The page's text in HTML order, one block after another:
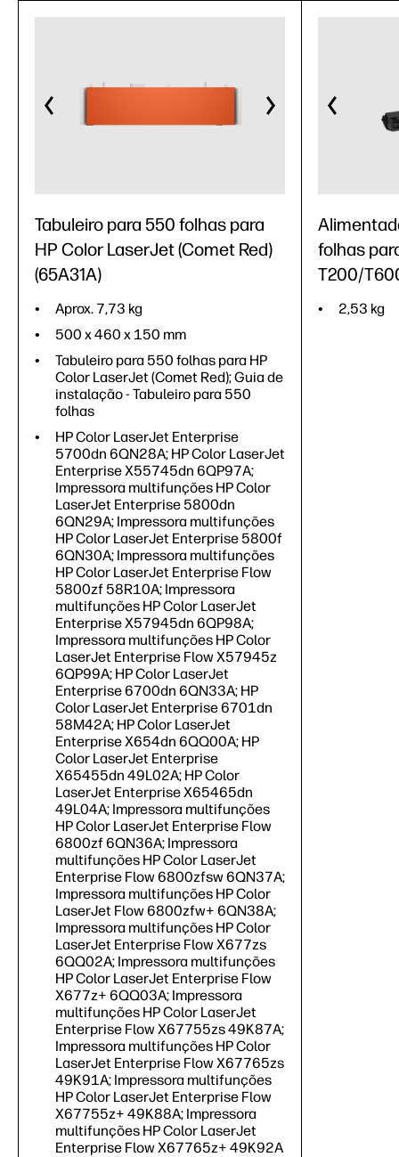
Tabuleiro para 550 folhas para
HP Color LaserJet (Comet Red)
(65A31A)
Aprox. 7,73 kg
500 x 460 x 150 mm
Tabuleiro para 550 folhas para HP
Color LaserJet (Comet Red); Guia de
instalação - Tabuleiro para 550
folhas
HP Color LaserJet Enterprise
5700dn 6QN28A; HP Color LaserJet
Enterprise X55745dn 6QP97A;
Impressora multifunções HP Color
LaserJet Enterprise 5800dn
6QN29A; Impressora multifunções
HP Color LaserJet Enterprise 5800f
6QN30A; Impressora multifunções
HP Color LaserJet Enterprise Flow
5800zf 58R10A; Impressora
multifunções HP Color LaserJet
Enterprise X57945dn 6QP98A;
Impressora multifunções HP Color
LaserJet Enterprise Flow X57945z
6QP99A; HP Color LaserJet
Enterprise 6700dn 6QN33A; HP
Color LaserJet Enterprise 6701dn
58M42A; HP Color LaserJet
Enterprise X654dn 6QQ00A; HP
Color LaserJet Enterprise
X65455dn 49L02A; HP Color
LaserJet Enterprise X65465dn
49L04A; Impressora multifunções
HP Color LaserJet Enterprise Flow
6800zf 6QN36A; Impressora
multifunções HP Color LaserJet
Enterprise Flow 6800zfsw 6QN37A;
Impressora multifunções HP Color
LaserJet Flow 6800zfw+ 6QN38A;
Impressora multifunções HP Color
LaserJet Enterprise Flow X677zs
6QQ02A; Impressora multifunções
HP Color LaserJet Enterprise Flow
X677z+ 6QQ03A; Impressora
multifunções HP Color LaserJet
Enterprise Flow X67755zs 49K87A;
Impressora multifunções HP Color
LaserJet Enterprise Flow X67765zs
49K91A; Impressora multifunções
HP Color LaserJet Enterprise Flow
X67755z+ 49K88A; Impressora
multifunções HP Color LaserJet
Enterprise Flow X67765z+ 49K92A
folhas
T200/
2,53 kg